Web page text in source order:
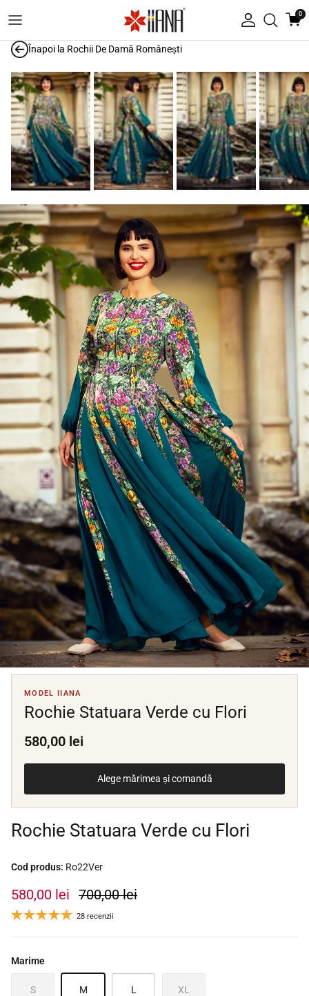
Autentificare
0
Înapoi la Rochii De Damă Românești
MODEL IIANA
Rochie Statuara Verde cu Flori
580,00 lei
Alege mărimea și comandă
Rochie Statuara Verde cu Flori
Cod produs: Ro22Ver
580,00 lei 700,00 lei
28 recenzii
Marime
S M L XL